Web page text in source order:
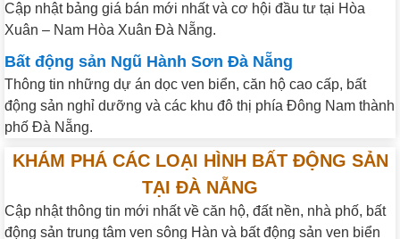
Cập nhật bảng giá bán mới nhất và cơ hội đầu tư tại Hòa
Xuân – Nam Hòa Xuân Đà Nẵng.
Bất động sản Ngũ Hành Sơn Đà Nẵng
Thông tin những dự án dọc ven biển, căn hộ cao cấp, bất
động sản nghỉ dưỡng và các khu đô thị phía Đông Nam thành
phố Đà Nẵng.
KHÁM PHÁ CÁC LOẠI HÌNH BẤT ĐỘNG SẢN
TẠI ĐÀ NẴNG
Cập nhật thông tin mới nhất về căn hộ, đất nền, nhà phố, bất
động sản trung tâm ven sông Hàn và bất động sản ven biển